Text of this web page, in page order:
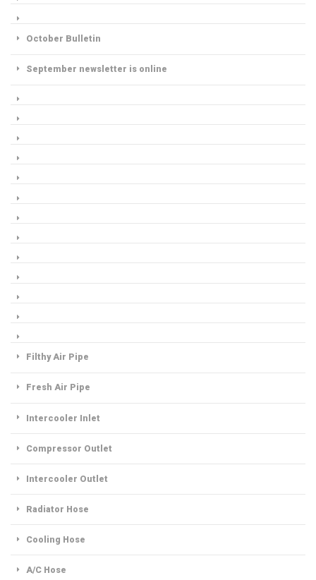
October Bulletin
September newsletter is online
Filthy Air Pipe
Fresh Air Pipe
Intercooler Inlet
Compressor Outlet
Intercooler Outlet
Radiator Hose
Cooling Hose
A/C Hose